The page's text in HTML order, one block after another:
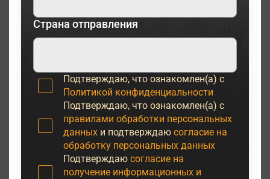
Страна отправления
Подтверждаю, что ознакомлен(а) с
Политикой конфиденциальности
Подтверждаю, что ознакомлен(а) с
правилами обработки персональных
данныхи подтверждаю согласие на
обработку персональных данных
Подтверждаю согласие на
получение информационных и